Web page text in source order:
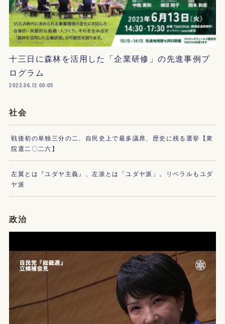
十三日に森林を活用した「企業研修」の先進事例プ
ログラム
2023.06.12 00:05
社会
戦後初の単独三分の二、自民史上で最多議席、歴史に残る選挙【衆
院選二〇二六】
左翼とは『ユダヤ主義』、左派とは「ユダヤ派」。リベラルもユダ
ヤ派
政治